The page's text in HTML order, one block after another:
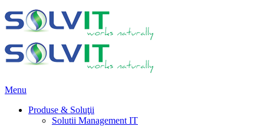
Menu
Produse & Soluţii
Solutii Management IT